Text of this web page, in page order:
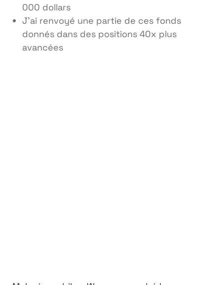
000 dollars
J’ai renvoyé une partie de ces fonds
donnés dans des positions 40x plus
avancées